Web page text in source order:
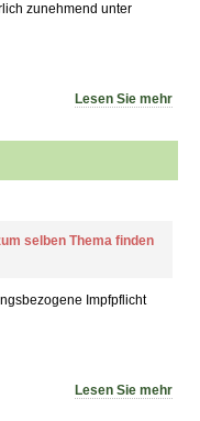
zunehmend unter
Lesen Sie mehr
selben Thema finden
Impfpflicht
Lesen Sie mehr